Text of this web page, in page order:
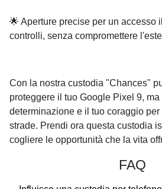
🌟 Aperture precise per un accesso
controlli, senza compromettere
Con la nostra custodia "Chances"
proteggere il tuo Google Pixel 9,
determinazione e il tuo coraggio
strade. Prendi ora questa custodia
cogliere le opportunità che la vita
FAQ